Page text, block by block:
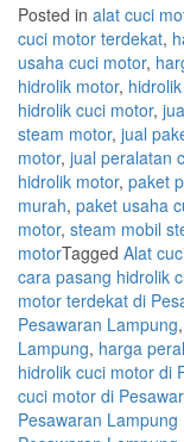
Posted in alat cuci
cuci motor terdekat,
usaha cuci motor,
hidrolik motor,
hidrolik cuci motor,
steam motor, jual
motor, jual peralatan
hidrolik motor, paket
murah, paket usaha
motor, steam mobil
motorTagged Alat
cara pasang hidrolik
motor terdekat di
Pesawaran Lampung,
Lampung, harga
hidrolik cuci motor di
cuci motor di
Pesawaran Lampung